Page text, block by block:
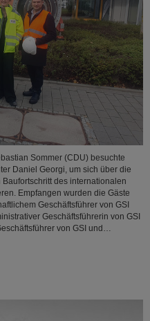
Sommer (CDU) besuchte
Daniel Georgi, um sich über die
des internationalen
Empfangen wurden die Gäste
Geschäftsführer von GSI
Geschäftsführerin von GSI
von GSI und…